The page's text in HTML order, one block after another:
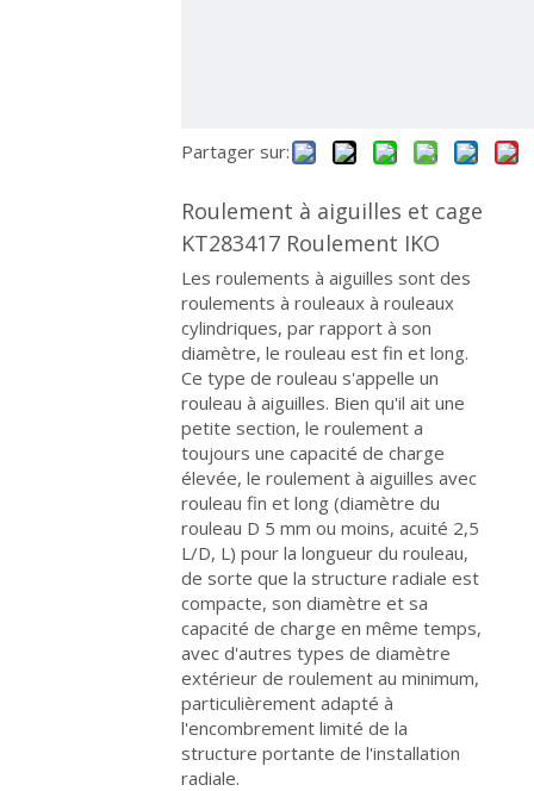
Partager sur:
Roulement à aiguilles et cage
KT283417 Roulement IKO
Les roulements à aiguilles sont des
roulements à rouleaux à rouleaux
cylindriques, par rapport à son
diamètre, le rouleau est fin et long.
Ce type de rouleau s'appelle un
rouleau à aiguilles. Bien qu'il ait une
petite section, le roulement a
toujours une capacité de charge
élevée, le roulement à aiguilles avec
rouleau fin et long (diamètre du
rouleau D 5 mm ou moins, acuité 2,5
L/D, L) pour la longueur du rouleau,
de sorte que la structure radiale est
compacte, son diamètre et sa
capacité de charge en même temps,
avec d'autres types de diamètre
extérieur de roulement au minimum,
particulièrement adapté à
l'encombrement limité de la
structure portante de l'installation
radiale.